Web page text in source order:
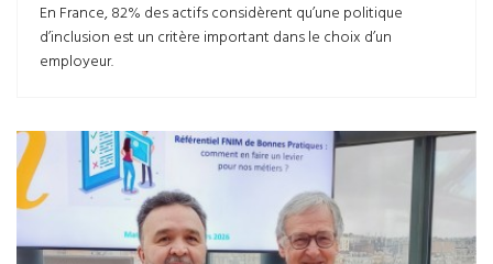
En France, 82% des actifs considèrent qu’une politique
d’inclusion est un critère important dans le choix d’un
employeur.